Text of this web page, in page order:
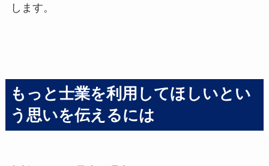
します。
もっと士業を利用してほしいとい
う思いを伝えるには